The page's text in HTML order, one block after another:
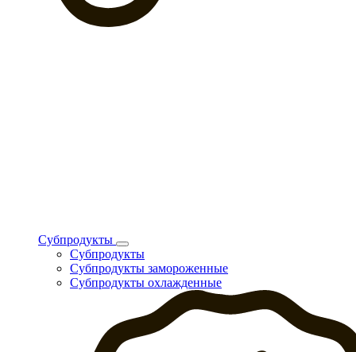
Субпродукты
Субпродукты
Субпродукты замороженные
Субпродукты охлажденные